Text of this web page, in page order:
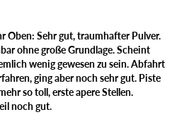
Oben: Sehr gut, traumhafter Pulver.
ohne große Grundlage. Scheint
wenig gewesen zu sein. Abfahrt
ging aber noch sehr gut. Piste
so toll, erste apere Stellen.
noch gut.